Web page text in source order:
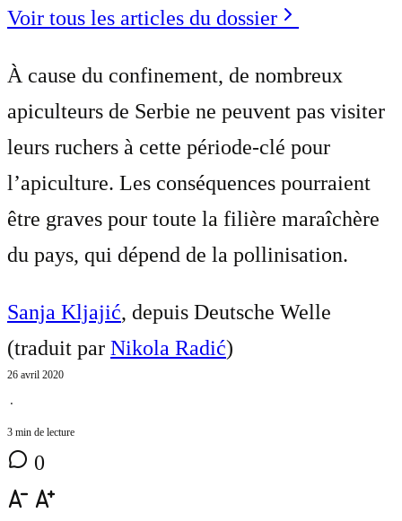
Voir tous les articles du dossier
À cause du confinement, de nombreux
apiculteurs de Serbie ne peuvent pas visiter
leurs ruchers à cette période-clé pour
l’apiculture. Les conséquences pourraient
être graves pour toute la filière maraîchère
du pays, qui dépend de la pollinisation.
Sanja Kljajić, depuis Deutsche Welle
(traduit par Nikola Radić)
26 avril 2020
⋅
3 min de lecture
0